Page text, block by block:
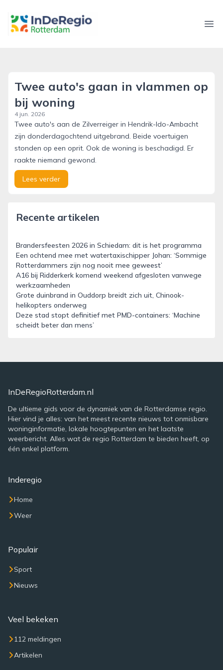
inderegiorotterdam.nl
Twee auto's gaan in vlammen op
bij woning
4 jun. 2026
Twee auto's aan de Zilverreiger in Hendrik-Ido-Ambacht
zijn donderdagochtend uitgebrand. Beide voertuigen
stonden op een oprit. Ook de woning is beschadigd. Er
raakte niemand gewond.
Lees verder
Recente artikelen
Brandersfeesten 2026 in Schiedam: dit is het programma
Een ochtend mee met watertaxischipper Johan: ‘Sommige
Rotterdammers zijn nog nooit mee geweest’
A16 bij Ridderkerk komend weekend afgesloten vanwege
werkzaamheden
Grote duinbrand in Ouddorp breidt zich uit, Chinook-
helikopters onderweg
Deze stad stopt definitief met PMD-containers: ‘Machine
scheidt beter dan mens’
InDeRegioRotterdam.nl
De ultieme gids voor de dynamiek van de Rotterdamse regio.
Hier vind je alles: van het meest recente nieuws tot onmisbare
woninginformatie, lokale hoogtepunten en het laatste
weerbericht. Alles wat de regio Rotterdam te bieden heeft, op
één enkel platform.
Inderegio
Home
Weer
Populair
Sport
Nieuws
Veel bekeken
112 meldingen
Artikelen